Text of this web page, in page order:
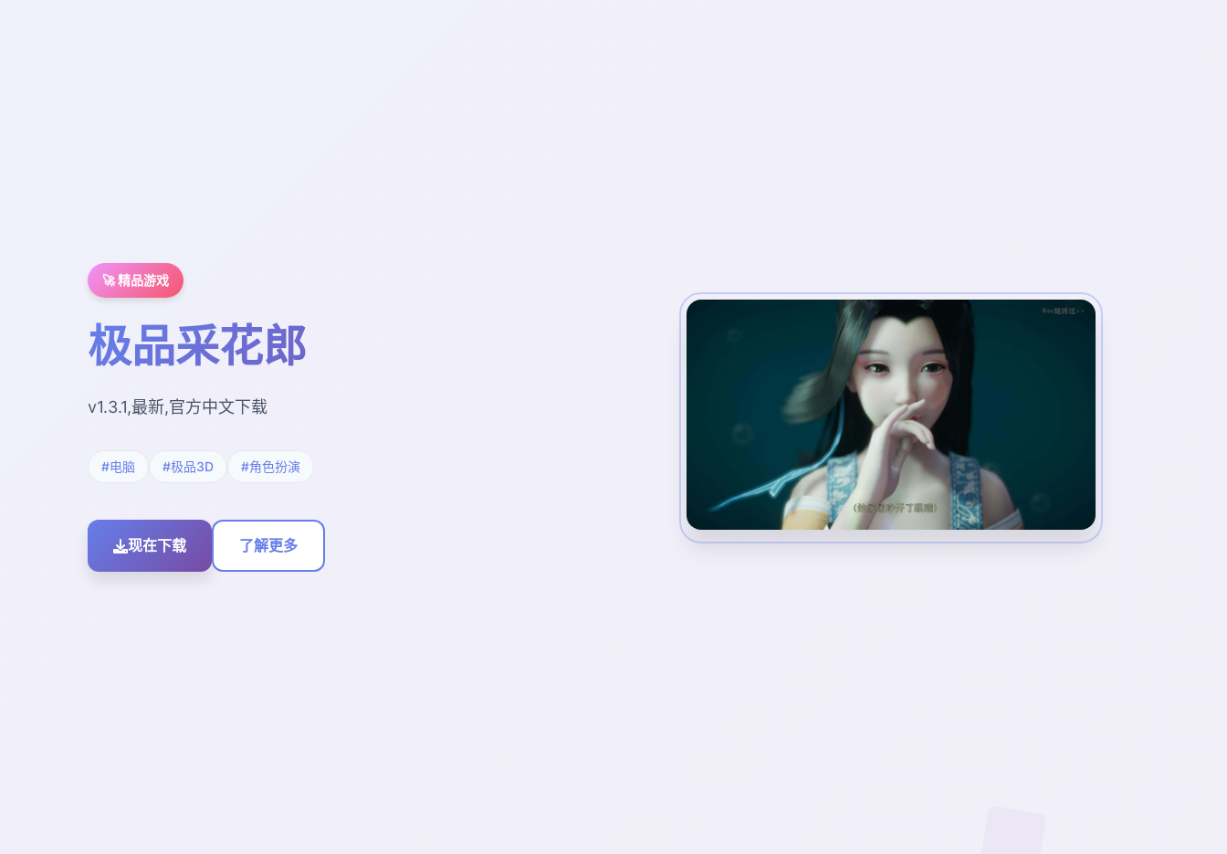
🚀 精品游戏
极品采花郎
v1.3.1,最新,官方中文下载
#电脑 #极品3D #角色扮演
现在下载 了解更多